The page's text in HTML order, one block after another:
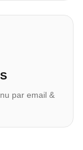
par email &